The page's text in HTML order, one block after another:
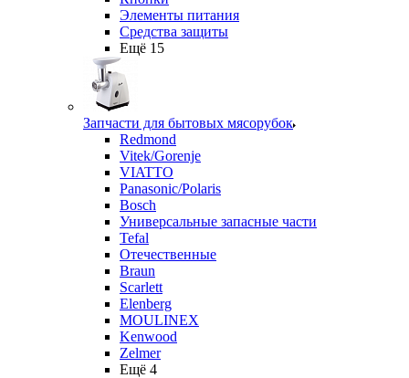
Элементы питания
Средства защиты
Ещё 15
Запчасти для бытовых мясорубок
Redmond
Vitek/Gorenje
VIATTO
Panasonic/Polaris
Bosch
Универсальные запасные части
Tefal
Отечественные
Braun
Scarlett
Elenberg
MOULINEX
Kenwood
Zelmer
Ещё 4